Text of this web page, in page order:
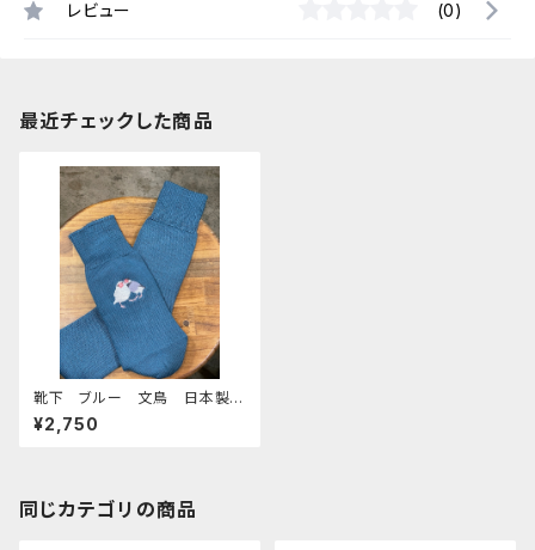
レビュー (0)
最近チェックした商品
靴下 ブルー 文鳥 日本製
刺繍 白文鳥 桜文鳥 くつし
た 奈良の靴下
¥2,750
同じカテゴリの商品